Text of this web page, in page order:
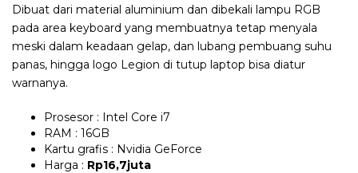
Dibuat dari material aluminium dan dibekali lampu RGB
pada area keyboard yang membuatnya tetap menyala
meski dalam keadaan gelap, dan lubang pembuang suhu
panas, hingga logo Legion di tutup laptop bisa diatur
warnanya.
Prosesor : Intel Core i7
RAM : 16GB
Kartu grafis : Nvidia GeForce
Harga : Rp16,7juta